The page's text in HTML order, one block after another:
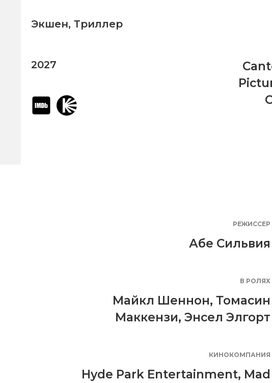
Экшен, Триллер
2027
РЕЖИССЕР
Абе Сильвия
В РОЛЯХ
Майкл Шеннон, Томасин
Маккензи, Энсел Элгорт
КИНОКОМПАНИЯ
Hyde Park Entertainment, Mad